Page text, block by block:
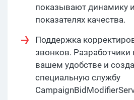
показывают динамику
показателях качества.
Поддержка
звонков. Разработчики
вашем удобстве и
специальную службу